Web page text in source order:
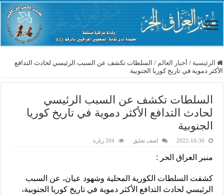
الرئيسية / أخبار العالم / السلطات تكشف عن السبب الرئيسي لحادث التدافع
الأكثر دموية في تاريخ كوريا الجنوبية
السلطات تكشف عن السبب الرئيسي
لحادث التدافع الأكثر دموية في تاريخ كوريا
الجنوبية
2022-10-30 اضف تعليق 204 زيارة
منبر العراق الحر :
كشفت السلطات الكورية المحلية وشهود عيان، عن السبب
الرئيسي لحادث التدافع الأكثر دموية في تاريخ كوريا الجنوبية،